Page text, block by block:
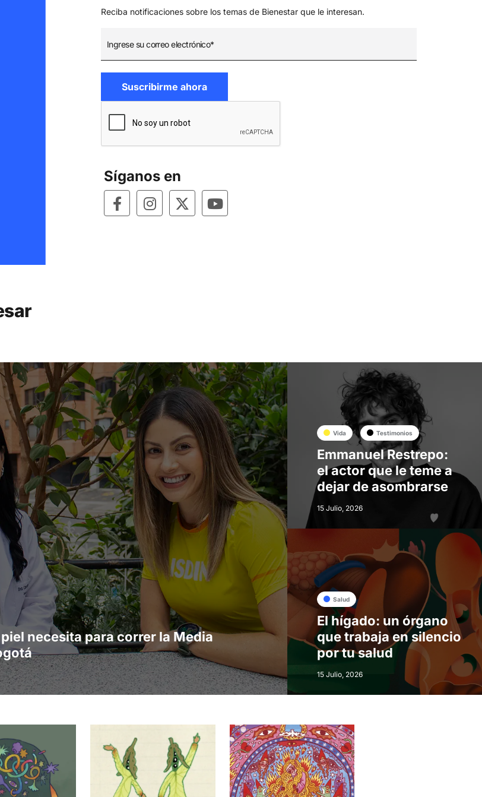
Reciba notificaciones sobre los temas de Bienestar que le interesan.
Síganos en
necesita para correr la Media
Vida Testimonios
Emmanuel Restrepo:
el actor que le teme a
dejar de asombrarse
15 Julio, 2026
Salud
El hígado: un órgano
que trabaja en silencio
por tu salud
15 Julio, 2026